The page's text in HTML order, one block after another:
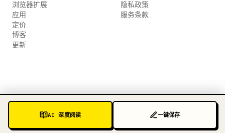
AI 深度阅读 一键保存
浏览器扩展
应用
定价
博客
更新
隐私政策
服务条款